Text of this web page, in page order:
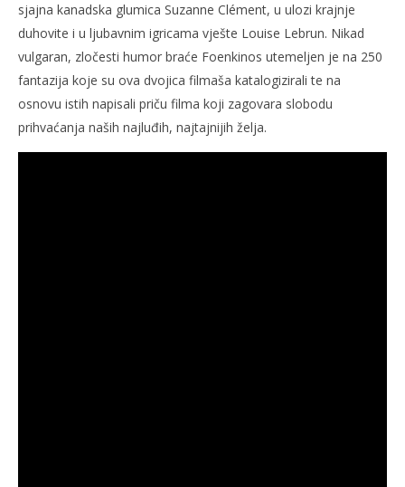
sjajna kanadska glumica Suzanne Clément, u ulozi krajnje
duhovite i u ljubavnim igricama vješte Louise Lebrun. Nikad
vulgaran, zločesti humor braće Foenkinos utemeljen je na 250
fantazija koje su ova dvojica filmaša katalogizirali te na
osnovu istih napisali priču filma koji zagovara slobodu
prihvaćanja naših najluđih, najtajnijih želja.